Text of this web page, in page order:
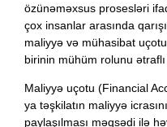
özünəməxsus prosesləri
çox insanlar arasında
maliyyə və mühasibat
birinin mühüm rolunu
Maliyyə uçotu (Financial
ya təşkilatın maliyyə
paylaşılması məqsədi ilə